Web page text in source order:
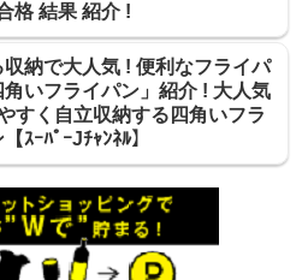
格 結果 紹介 !
収納で大人気 ! 便利なフライパ
角いフライパン」紹介 ! 大人気
すく自立収納する四角いフラ
ｽｰﾊﾟｰJﾁｬﾝﾈﾙ】